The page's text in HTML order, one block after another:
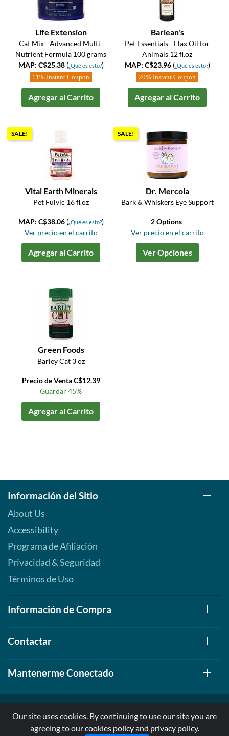
Life Extension
Cat Mix - Advanced Multi-
Nutrient Formula 100 grams
MAP: C$25.38 (¿Qué es esto?)
11% Instant Coupon
Agregar al Carrito
Barlean's
Pet Essentials - Flax Oil for
Animals 12 fl.oz
MAP: C$23.96 (¿Qué es esto?)
20% Instant Coupon
Agregar al Carrito
SALE!
Vital Earth Minerals
Pet Fulvic 16 fl.oz
MAP: C$38.06 (¿Qué es esto?)
Ver precio en el carrito
Agregar al Carrito
SALE!
Dr. Mercola
Bark & Whiskers Eye Support
2 Options
Ver precio en el carrito
Ver Opciones
Green Foods
Barley Cat 3 oz
Precio de Venta C$12.39
Guardar 45%
Agregar al Carrito
Información del Sitio
About Us
Accessibility
Programa de Afiliación
Privacidad & Seguridad
Términos de Uso
Información de Compra
Contactar
Mantenerme Conectado
© 1999-2026, AllStarHealth.com | All Rights Reserved
Our site uses cookies. By continuing to use our site you are
agreeing to ourcookies policyand privacy policy.